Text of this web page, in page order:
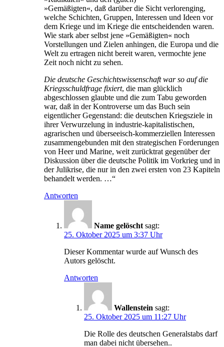
»Gemäßigten«, daß darüber die Sicht verlorenging,
welche Schichten, Gruppen, Interessen und Ideen vor
dem Kriege und im Kriege die entscheidenden waren.
Wie stark aber selbst jene »Gemäßigten« noch
Vorstellungen und Zielen anhingen, die Europa und die
Welt zu ertragen nicht bereit waren, vermochte jene
Zeit noch nicht zu sehen.
Die deutsche Geschichtswissenschaft war so auf die
Kriegsschuldfrage fixiert, die man glücklich
abgeschlossen glaubte und die zum Tabu geworden
war, daß in der Kontroverse um das Buch sein
eigentlicher Gegenstand: die deutschen Kriegsziele in
ihrer Verwurzelung in industrie-kapitalistischen,
agrarischen und überseeisch-kommerziellen Interessen
zusammengebunden mit den strategischen Forderungen
von Heer und Marine, weit zurücktrat gegenüber der
Diskussion über die deutsche Politik im Vorkrieg und in
der Julikrise, die nur in den zwei ersten von 23 Kapiteln
behandelt werden. …“
Antworten
Name gelöscht sagt:
25. Oktober 2025 um 3:37 Uhr
Dieser Kommentar wurde auf Wunsch des
Autors gelöscht.
Antworten
Wallenstein sagt:
25. Oktober 2025 um 11:27 Uhr
Die Rolle des deutschen Generalstabs darf
man dabei nicht übersehen..